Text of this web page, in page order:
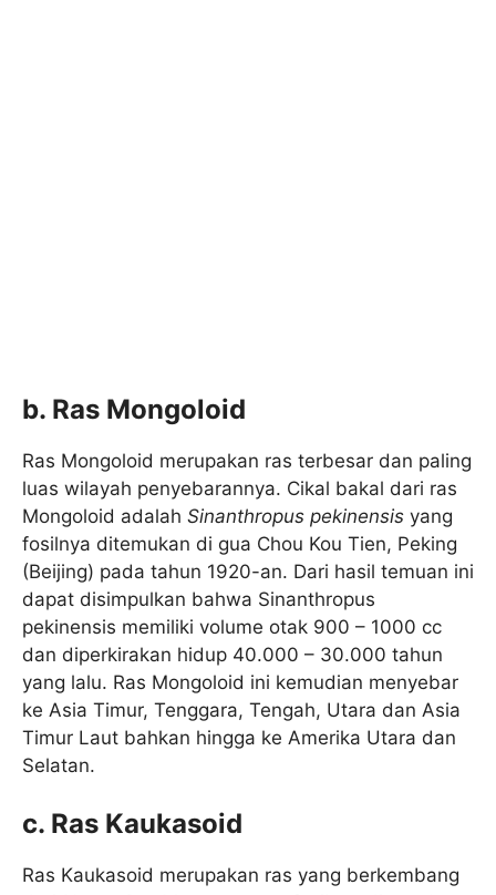
b. Ras Mongoloid
Ras Mongoloid merupakan ras terbesar dan paling
luas wilayah penyebarannya. Cikal bakal dari ras
Mongoloid adalah Sinanthropus pekinensis yang
fosilnya ditemukan di gua Chou Kou Tien, Peking
(Beijing) pada tahun 1920-an. Dari hasil temuan ini
dapat disimpulkan bahwa Sinanthropus
pekinensis memiliki volume otak 900 – 1000 cc
dan diperkirakan hidup 40.000 – 30.000 tahun
yang lalu. Ras Mongoloid ini kemudian menyebar
ke Asia Timur, Tenggara, Tengah, Utara dan Asia
Timur Laut bahkan hingga ke Amerika Utara dan
Selatan.
c. Ras Kaukasoid
Ras Kaukasoid merupakan ras yang berkembang